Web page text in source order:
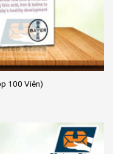
100 Viên)